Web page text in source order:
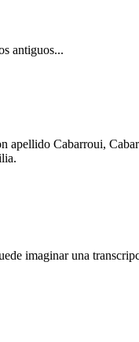
antiguos...
Cabarroui,
imaginar una